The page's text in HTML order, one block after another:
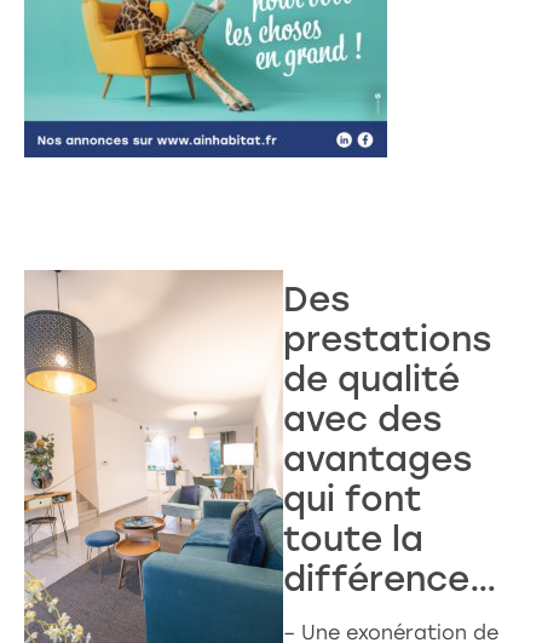
Des
prestations
de qualité
avec des
avantages
qui font
toute la
différence…
– Une exonération de